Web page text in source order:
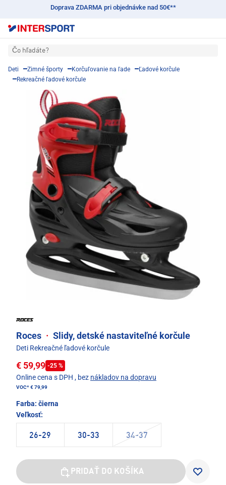
Doprava ZDARMA pri objednávke nad 50€**
Čo hľadáte?
Deti Zimné športy Korčuľovanie na ľade
Ľadové korčule
Rekreačné ľadové korčule
Roces · Slidy, detské nastaviteľné korčule
Deti Rekreačné ľadové korčule
€ 59,99 -25 %
Online cena s DPH , bez nákladov na dopravu
VOC*€ 79,99
Farba: čierna
Veľkosť:
26-29 30-33 34-37
PRIDAŤ DO KOŠÍKA